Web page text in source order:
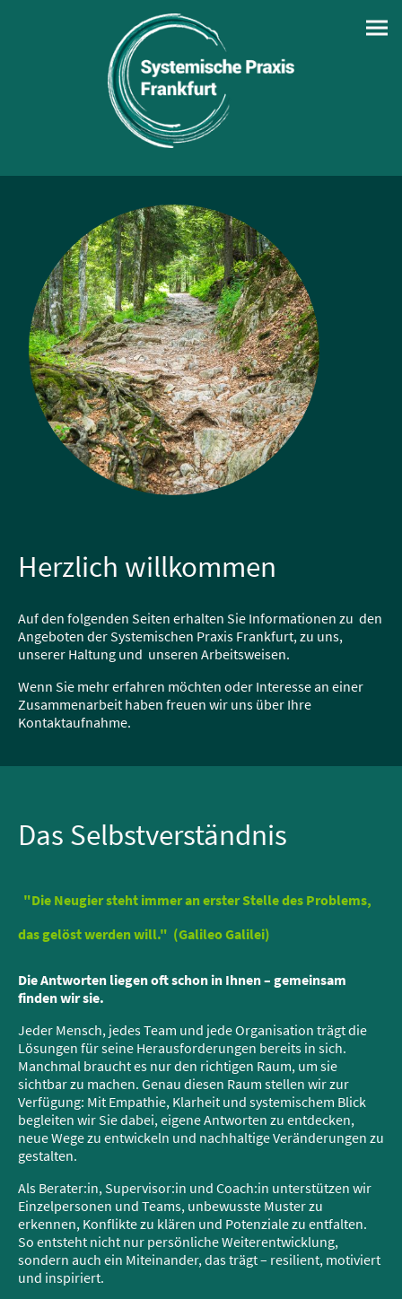
Herzlich willkommen
Auf den folgenden Seiten erhalten Sie Informationen zu den
Angeboten der Systemischen Praxis Frankfurt, zu uns,
unserer Haltung und unseren Arbeitsweisen.
Wenn Sie mehr erfahren möchten oder Interesse an einer
Zusammenarbeit haben freuen wir uns über Ihre
Kontaktaufnahme.
Das Selbstverständnis
"Die Neugier steht immer an erster Stelle des Problems,
das gelöst werden will." (Galileo Galilei)
Die Antworten liegen oft schon in Ihnen – gemeinsam
finden wir sie.
Jeder Mensch, jedes Team und jede Organisation trägt die
Lösungen für seine Herausforderungen bereits in sich.
Manchmal braucht es nur den richtigen Raum, um sie
sichtbar zu machen. Genau diesen Raum stellen wir zur
Verfügung: Mit Empathie, Klarheit und systemischem Blick
begleiten wir Sie dabei, eigene Antworten zu entdecken,
neue Wege zu entwickeln und nachhaltige Veränderungen zu
gestalten.
Als Berater:in, Supervisor:in und Coach:in unterstützen wir
Einzelpersonen und Teams, unbewusste Muster zu
erkennen, Konflikte zu klären und Potenziale zu entfalten.
So entsteht nicht nur persönliche Weiterentwicklung,
sondern auch ein Miteinander, das trägt – resilient, motiviert
und inspiriert.